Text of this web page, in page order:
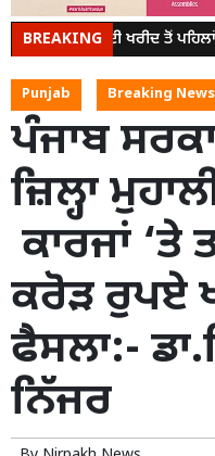
BREAKING
ਸਰਕਾਰ ਝੋਨੇ ਦੀ ਖਰੀਦ ਤੋਂ
Punjab Breaking News
ਪੰਜਾਬ
ਜ਼ਿਲ੍ਹਾ
ਕਾਰਜਾਂ
ਕਰੋੜ ਰੁਪਏ
ਫੈਸਲਾ:-
ਨਿੱਜਰ